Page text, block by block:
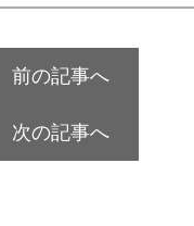
前の記事へ
次の記事へ